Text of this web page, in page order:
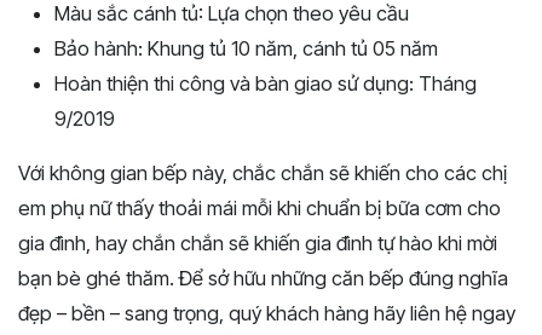
Màu sắc cánh tủ: Lựa chọn theo yêu cầu
Bảo hành: Khung tủ 10 năm, cánh tủ 05 năm
Hoàn thiện thi công và bàn giao sử dụng: Tháng
9/2019
Với không gian bếp này, chắc chắn sẽ khiến cho các chị
em phụ nữ thấy thoải mái mỗi khi chuẩn bị bữa cơm cho
gia đình, hay chắn chắn sẽ khiến gia đình tự hào khi mời
bạn bè ghé thăm. Để sở hữu những căn bếp đúng nghĩa
đẹp – bền – sang trọng, quý khách hàng hãy liên hệ ngay